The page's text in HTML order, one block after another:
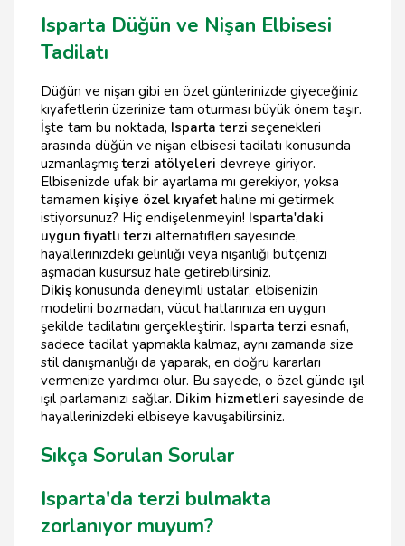
Isparta Düğün ve Nişan Elbisesi
Tadilatı
Düğün ve nişan gibi en özel günlerinizde giyeceğiniz
kıyafetlerin üzerinize tam oturması büyük önem taşır.
İşte tam bu noktada, Isparta terzi seçenekleri
arasında düğün ve nişan elbisesi tadilatı konusunda
uzmanlaşmışterzi atölyeleri devreye giriyor.
Elbisenizde ufak bir ayarlama mı gerekiyor, yoksa
tamamen kişiye özel kıyafet haline mi getirmek
istiyorsunuz? Hiç endişelenmeyin! Isparta'daki
uygun fiyatlı terzi alternatifleri sayesinde,
hayallerinizdeki gelinliği veya nişanlığı bütçenizi
aşmadan kusursuz hale getirebilirsiniz.
Dikiş konusunda deneyimli ustalar, elbisenizin
modelini bozmadan, vücut hatlarınıza en uygun
şekilde tadilatını gerçekleştirir. Isparta terzi esnafı,
sadece tadilat yapmakla kalmaz, aynı zamanda size
stil danışmanlığı da yaparak, en doğru kararları
vermenize yardımcı olur. Bu sayede, o özel günde ışıl
ışıl parlamanızı sağlar. Dikim hizmetleri sayesinde de
hayallerinizdeki elbiseye kavuşabilirsiniz.
Sıkça Sorulan Sorular
Isparta'da terzi bulmakta
zorlanıyor muyum?